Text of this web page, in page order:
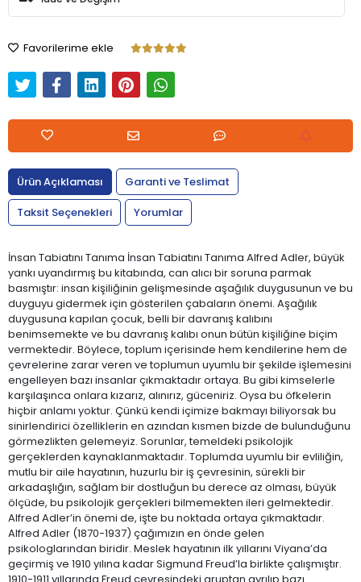
Favorilerime ekle
Ürün Açıklaması
Garanti ve Teslimat
Taksit Seçenekleri
Yorumlar
İnsan Tabiatını Tanıma İnsan Tabiatını Tanıma Alfred Adler, büyük
yankı uyandırmış bu kitabında, can alıcı bir soruna parmak
basmıştır: insan kişiliğinin gelişmesinde aşağılık duygusunun ve bu
duyguyu gidermek için gösterilen çabaların önemi. Aşağılık
duygusuna kapılan çocuk, belli bir davranış kalıbını
benimsemekte ve bu davranış kalıbı onun bütün kişiliğine biçim
vermektedir. Böylece, toplum içerisinde hem kendilerine hem de
çevrelerine zarar veren ve toplumun uyumlu bir şekilde işlemesini
engelleyen bazı insanlar çıkmaktadır ortaya. Bu gibi kimselerle
karşılaşınca onlara kızarız, alınırız, güceniriz. Oysa bu öfkelerin
hiçbir anlamı yoktur. Çünkü kendi içimize bakmayı biliyorsak bu
sinirlendirici özelliklerin en azından kısmen bizde de bulunduğunu
görmezlikten gelemeyiz. Sorunlar, temeldeki psikolojik
gerçeklerden kaynaklanmaktadır. Toplumda uyumlu bir evliliğin,
mutlu bir aile hayatının, huzurlu bir iş çevresinin, sürekli bir
arkadaşlığın, sağlam bir dostluğun bu derece az olması, büyük
ölçüde, bu psikolojik gerçekleri bilmemekten ileri gelmektedir.
Alfred Adler’in önemi de, işte bu noktada ortaya çıkmaktadır.
Alfred Adler (1870-1937) çağımızın en önde gelen
psikologlarından biridir. Meslek hayatının ilk yıllarını Viyana’da
geçirmiş ve 1910 yılına kadar Sigmund Freud’la birlikte çalışmıştır.